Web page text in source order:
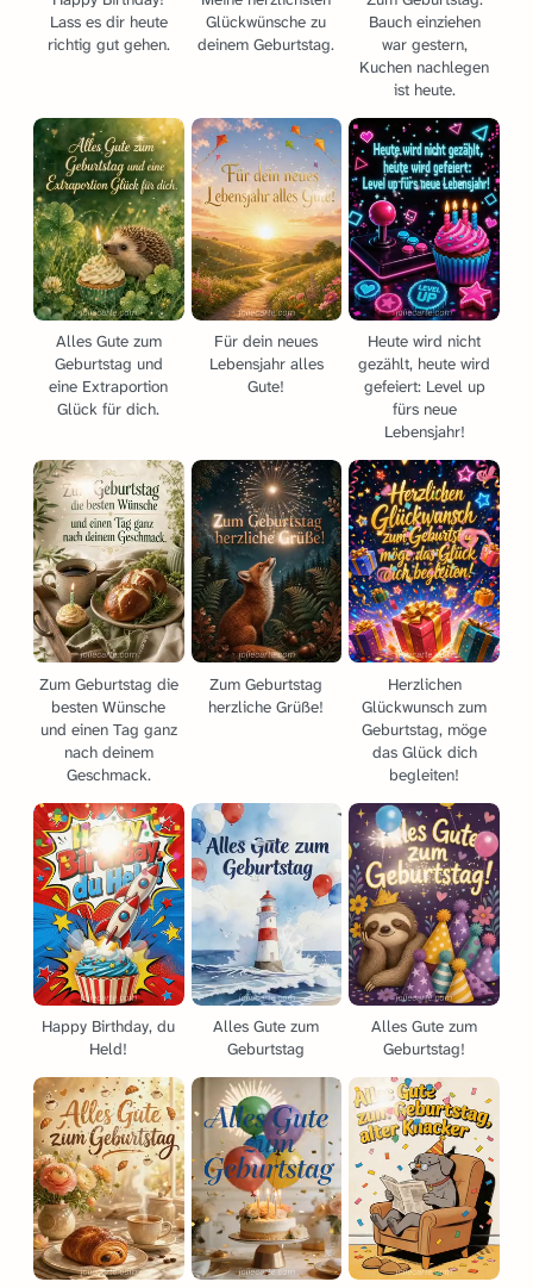
Lass es dir heute
richtig gut gehen.
Glückwünsche zu
deinem Geburtstag.
Bauch einziehen
war gestern,
Kuchen nachlegen
ist heute.
Alles Gute zum
Geburtstag und
eine Extraportion
Glück für dich.
Für dein neues
Lebensjahr alles
Gute!
Heute wird nicht
gezählt, heute wird
gefeiert: Level up
fürs neue
Lebensjahr!
Zum Geburtstag die
besten Wünsche
und einen Tag ganz
nach deinem
Geschmack.
Zum Geburtstag
herzliche Grüße!
Herzlichen
Glückwunsch zum
Geburtstag, möge
das Glück dich
begleiten!
Happy Birthday, du
Held!
Alles Gute zum
Geburtstag
Alles Gute zum
Geburtstag!